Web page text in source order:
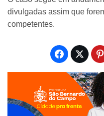
divulgadas assim que
competentes.